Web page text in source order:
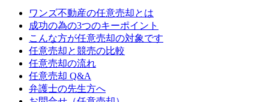
ワンズ不動産の任意売却とは
成功の為の3つのキーポイント
こんな方が任意売却の対象です
任意売却と競売の比較
任意売却の流れ
任意売却 Q&A
弁護士の先生方へ